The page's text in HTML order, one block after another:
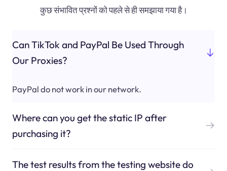
कुछ संभावित प्रश्नों को पहले से ही समझाया गया है।
Can TikTok and PayPal Be Used Through
Our Proxies?
PayPal do not work in our network.
Where can you get the static IP after
purchasing it?
The test results from the testing website do